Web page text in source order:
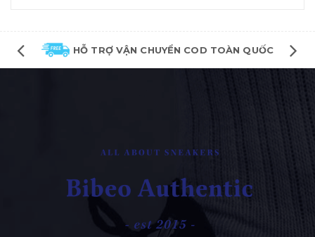
HỖ TRỢ VẬN CHUYỂN COD TOÀN QUỐC